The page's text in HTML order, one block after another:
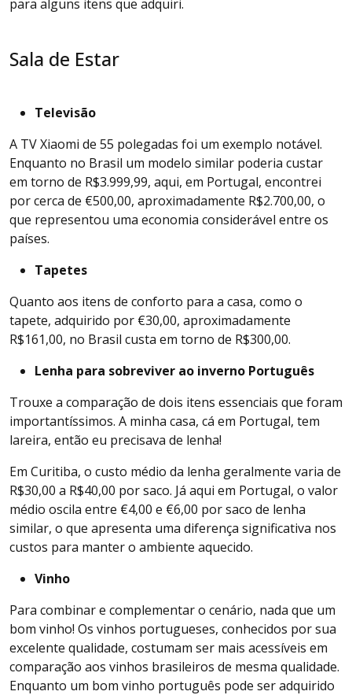
para alguns itens que adquiri.
Sala de Estar
Televisão
A TV Xiaomi de 55 polegadas foi um exemplo notável.
Enquanto no Brasil um modelo similar poderia custar
em torno de R$3.999,99, aqui, em Portugal, encontrei
por cerca de €500,00, aproximadamente R$2.700,00, o
que representou uma economia considerável entre os
países.
Tapetes
Quanto aos itens de conforto para a casa, como o
tapete, adquirido por €30,00, aproximadamente
R$161,00, no Brasil custa em torno de R$300,00.
Lenha para sobreviver ao inverno Português
Trouxe a comparação de dois itens essenciais que foram
importantíssimos. A minha casa, cá em Portugal, tem
lareira, então eu precisava de lenha!
Em Curitiba, o custo médio da lenha geralmente varia de
R$30,00 a R$40,00 por saco. Já aqui em Portugal, o valor
médio oscila entre €4,00 e €6,00 por saco de lenha
similar, o que apresenta uma diferença significativa nos
custos para manter o ambiente aquecido.
Vinho
Para combinar e complementar o cenário, nada que um
bom vinho! Os vinhos portugueses, conhecidos por sua
excelente qualidade, costumam ser mais acessíveis em
comparação aos vinhos brasileiros de mesma qualidade.
Enquanto um bom vinho português pode ser adquirido